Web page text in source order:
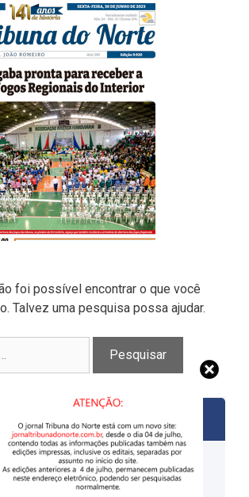
foi possível encontrar o que você
Talvez uma pesquisa possa ajudar.
anteriores